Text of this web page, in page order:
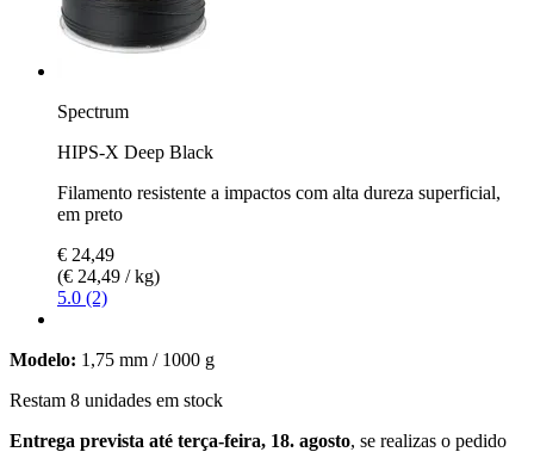
Spectrum
HIPS-X Deep Black
Filamento resistente a impactos com alta dureza superficial,
em preto
€ 24,49
(€ 24,49 / kg)
5.0 (2)
Modelo: 1,75 mm / 1000 g
Restam 8 unidades em stock
Entrega prevista até terça-feira, 18. agosto, se realizas o pedido